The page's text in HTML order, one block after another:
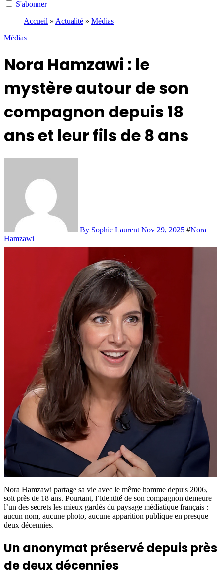
S'abonner
Accueil » Actualité » Médias
Médias
Nora Hamzawi : le
mystère autour de son
compagnon depuis 18
ans et leur fils de 8 ans
By Sophie Laurent Nov 29, 2025 #Nora
Hamzawi
Nora Hamzawi partage sa vie avec le même homme depuis 2006,
soit près de 18 ans. Pourtant, l’identité de son compagnon demeure
l’un des secrets les mieux gardés du paysage médiatique français :
aucun nom, aucune photo, aucune apparition publique en presque
deux décennies.
Un anonymat préservé depuis près
de deux décennies